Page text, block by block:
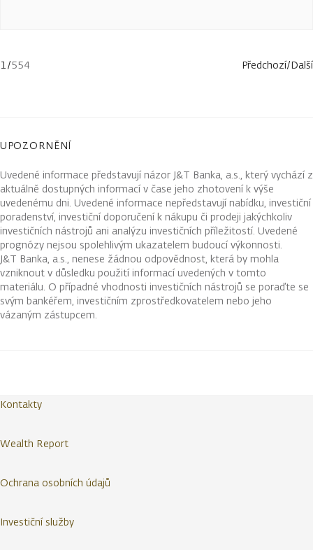
1/554 Předchozí/Další
UPOZORNĚNÍ
Uvedené informace představují názor J&T Banka, a.s., který vychází z
aktuálně dostupných informací v čase jeho zhotovení k výše
uvedenému dni. Uvedené informace nepředstavují nabídku, investiční
poradenství, investiční doporučení k nákupu či prodeji jakýchkoliv
investičních nástrojů ani analýzu investičních příležitostí. Uvedené
prognózy nejsou spolehlivým ukazatelem budoucí výkonnosti.
J&T Banka, a.s., nenese žádnou odpovědnost, která by mohla
vzniknout v důsledku použití informací uvedených v tomto
materiálu. O případné vhodnosti investičních nástrojů se poraďte se
svým bankéřem, investičním zprostředkovatelem nebo jeho
vázaným zástupcem.
Kontakty
Wealth Report
Ochrana osobních údajů
Investiční služby